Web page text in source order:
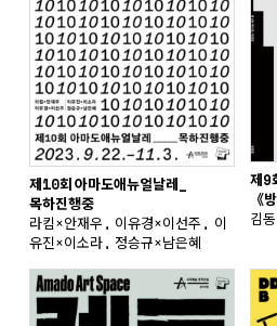
제10회 아마도애뉴얼날레_
목하진행중
라킴×안재우, 이유경×이선주, 이
유진×이소라, 정승규×남은혜
제9
《
김